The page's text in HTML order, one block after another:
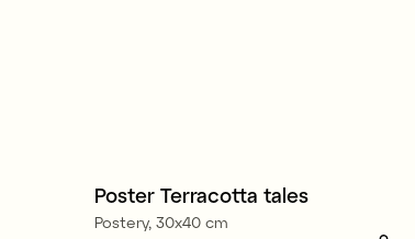
Nyhet
Poster Terracotta tales
Postery, 30x40 cm